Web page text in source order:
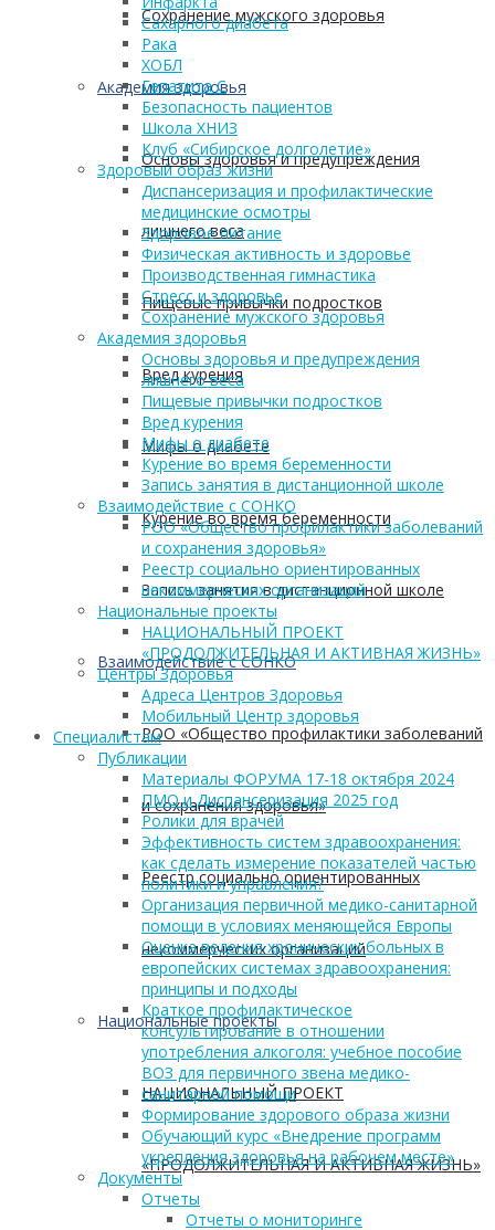
Сохранение мужского здоровья
Академия здоровья
Основы здоровья и предупреждения
лишнего веса
Пищевые привычки подростков
Вред курения
Мифы о диабете
Курение во время беременности
Запись занятия в дистанционной школе
Взаимодействие с СОНКО
РОО «Общество профилактики заболеваний
и сохранения здоровья»
Реестр социально ориентированных
некоммерческих организаций
Национальные проекты
НАЦИОНАЛЬНЫЙ ПРОЕКТ
«ПРОДОЛЖИТЕЛЬНАЯ И АКТИВНАЯ ЖИЗНЬ»
Сахарного диабета
Рака
ХОБЛ
Гепатита С
Безопасность пациентов
Школа ХНИЗ
Клуб «Сибирское долголетие»
Здоровый образ жизни
Диспансеризация и профилактические
медицинские осмотры
Здоровое питание
Физическая активность и здоровье
Производственная гимнастика
Стресс и здоровье
Сохранение мужского здоровья
Академия здоровья
Основы здоровья и предупреждения
лишнего веса
Пищевые привычки подростков
Вред курения
Мифы о диабете
Курение во время беременности
Запись занятия в дистанционной школе
Взаимодействие с СОНКО
РОО «Общество профилактики заболеваний
и сохранения здоровья»
Реестр социально ориентированных
некоммерческих организаций
Национальные проекты
НАЦИОНАЛЬНЫЙ ПРОЕКТ
«ПРОДОЛЖИТЕЛЬНАЯ И АКТИВНАЯ ЖИЗНЬ»
Центры Здоровья
Адреса Центров Здоровья
Мобильный Центр здоровья
Cпециалистам
Публикации
Материалы ФОРУМА 17-18 октября 2024
ПМО и Диспансеризация 2025 год
Ролики для врачей
Эффективность систем здравоохранения:
как сделать измерение показателей частью
политики и управления?
Организация первичной медико-санитарной
помощи в условиях меняющейся Европы
Оценка ведения хронических больных в
европейских системах здравоохранения:
принципы и подходы
Краткое профилактическое
консультирование в отношении
употребления алкоголя: учебное пособие
ВОЗ для первичного звена медико-
санитарной помощи
Формирование здорового образа жизни
Обучающий курс «Внедрение программ
укрепления здоровья на рабочем месте»
Документы
Отчеты
Отчеты о мониторинге